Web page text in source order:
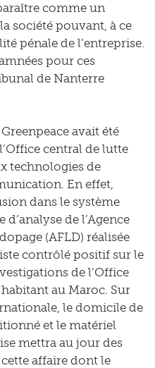
comme un
société pouvant, à ce
pénale de l’entreprise.
pour ces
de Nanterre
avait été
central de lutte
technologies de
En effet,
dans le système
de l’Agence
(AFLD) réalisée
contrôlé positif sur le
de l’Office
au Maroc. Sur
le domicile de
et le matériel
mettra au jour des
affaire dont le